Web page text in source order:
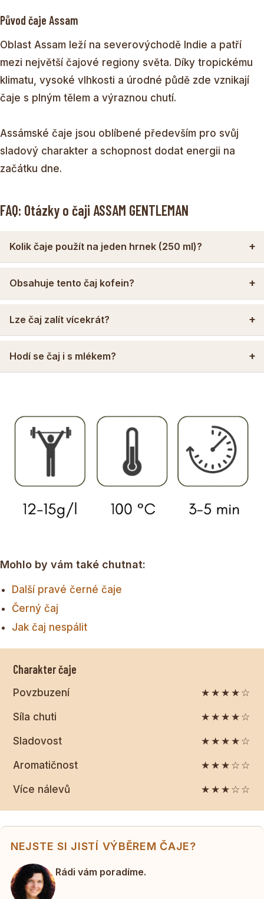
Původ čaje Assam
Oblast Assam leží na severovýchodě Indie a patří
mezi největší čajové regiony světa. Díky tropickému
klimatu, vysoké vlhkosti a úrodné půdě zde vznikají
čaje s plným tělem a výraznou chutí.
Assámské čaje jsou oblíbené především pro svůj
sladový charakter a schopnost dodat energii na
začátku dne.
FAQ: Otázky o čaji ASSAM GENTLEMAN
Kolik čaje použít na jeden hrnek (250 ml)?
Obsahuje tento čaj kofein?
Lze čaj zalít vícekrát?
Hodí se čaj i s mlékem?
Mohlo by vám také chutnat:
Další pravé černé čaje
Černý čaj
Jak čaj nespálit
Charakter čaje
Povzbuzení ★★★★☆
Síla chuti ★★★★☆
Sladovost ★★★★☆
Aromatičnost ★★★☆☆
Více nálevů ★★★☆☆
NEJSTE SI JISTÍ VÝBĚREM ČAJE?
Rádi vám poradíme.